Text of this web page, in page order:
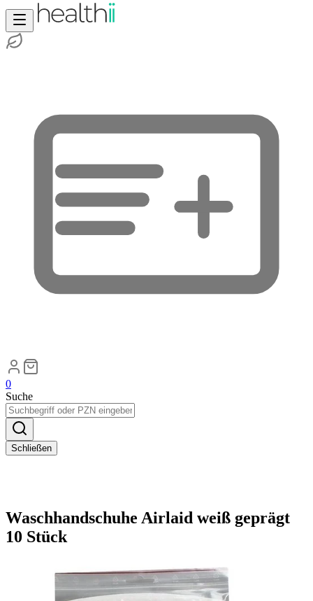
0
Suche
Schließen
Waschhandschuhe Airlaid weiß geprägt
10 Stück